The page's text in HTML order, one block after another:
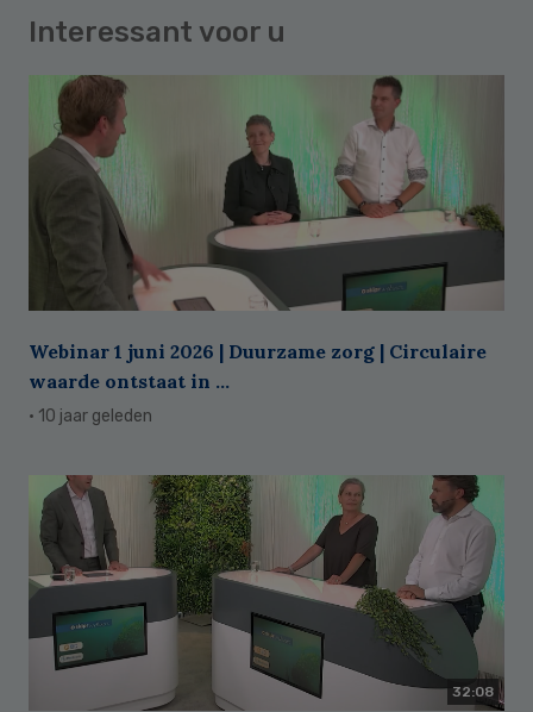
Interessant voor u
Webinar 1 juni 2026 | Duurzame zorg | Circulaire
waarde ontstaat in ...
· 10 jaar geleden
32:08